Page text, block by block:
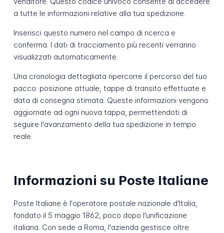
a tutte le informazioni relative alla tua spedizione.
Inserisci questo numero nel campo di ricerca e
conferma. I dati di tracciamento più recenti verranno
visualizzati automaticamente.
Una cronologia dettagliata ripercorre il percorso del tuo
pacco: posizione attuale, tappe di transito effettuate e
data di consegna stimata. Queste informazioni vengono
aggiornate ad ogni nuova tappa, permettendoti di
seguire l'avanzamento della tua spedizione in tempo
reale.
Informazioni su Poste Italiane
Poste Italiane è l'operatore postale nazionale d'Italia,
fondato il 5 maggio 1862, poco dopo l'unificazione
italiana. Con sede a Roma, l'azienda gestisce oltre